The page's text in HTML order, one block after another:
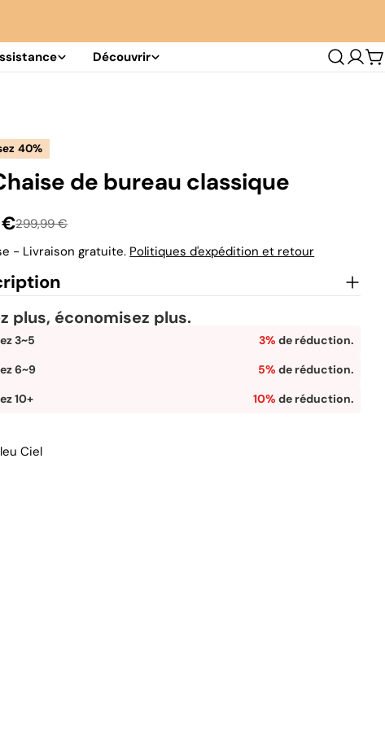
Découvrir
Se
12 en mode modal
40%
de bureau classique
€299,99 €
- Livraison gratuite. Politiques d'expédition et retour
plus, économisez plus.
3~5 3% de réduction.
6~9
5% de réduction.
10+
10% de réduction.
Ciel